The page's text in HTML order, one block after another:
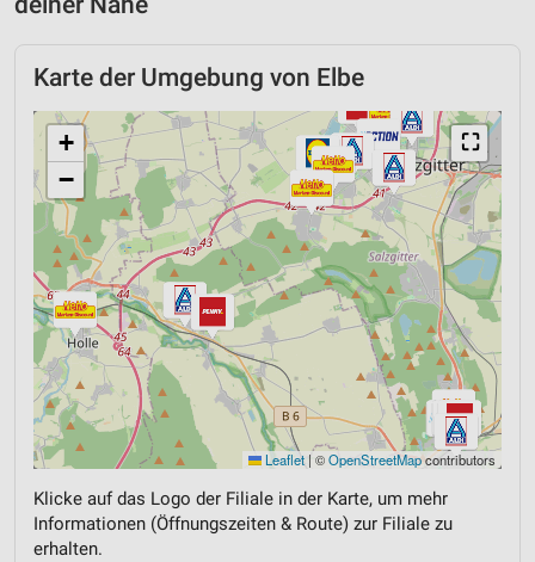
Karte der Umgebung von Elbe
⛶
+
−
Leaflet | ©OpenStreetMapcontributors
Klicke auf das Logo der Filiale in der Karte, um mehr
Informationen (Öffnungszeiten & Route) zur Filiale zu
erhalten.